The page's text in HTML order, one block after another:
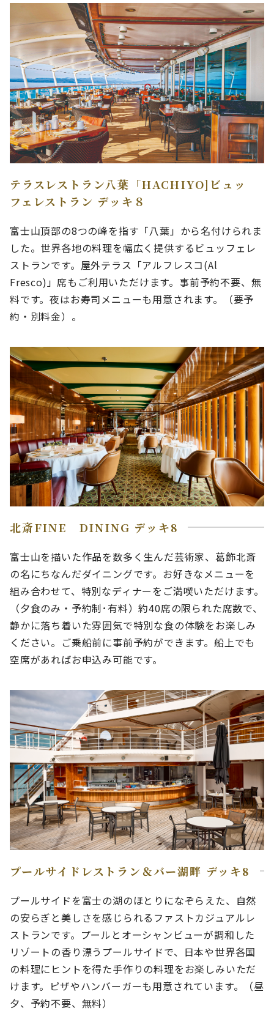
テラスレストラン八葉「HACHIYO]ビュッ
フェレストラン デッキ８
富士山頂部の8つの峰を指す「八葉」から名付けられま
した。世界各地の料理を幅広く提供するビュッフェレ
ストランです。屋外テラス「アルフレスコ(Al
Fresco)」席もご利用いただけます。事前予約不要、無
料です。夜はお寿司メニューも用意されます。（要予
約・別料金）。
北斎FINE DINING デッキ8
富士山を描いた作品を数多く生んだ芸術家、葛飾北斎
の名にちなんだダイニングです。お好きなメニューを
組み合わせて、特別なディナーをご満喫いただけます。
（夕食のみ・予約制･有料）約40席の限られた席数で、
静かに落ち着いた雰囲気で特別な食の体験をお楽しみ
ください。ご乗船前に事前予約ができます。船上でも
空席があればお申込み可能です。
プールサイドレストラン＆バー湖畔 デッキ8
プールサイドを富士の湖のほとりになぞらえた、自然
の安らぎと美しさを感じられるファストカジュアルレ
ストランです。プールとオーシャンビューが調和した
リゾートの香り漂うプールサイドで、日本や世界各国
の料理にヒントを得た手作りの料理をお楽しみいただ
けます。ピザやハンバーガーも用意されています。（昼
夕、予約不要、無料）